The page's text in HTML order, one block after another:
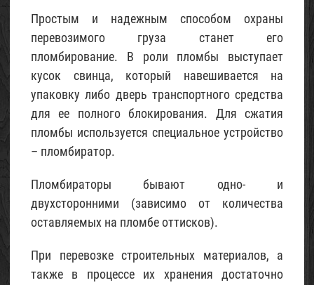
Простым и надежным способом охраны
перевозимого груза станет его
пломбирование. В роли пломбы выступает
кусок свинца, который навешивается на
упаковку либо дверь транспортного средства
для ее полного блокирования. Для сжатия
пломбы используется специальное устройство
– пломбиратор.
Пломбираторы бывают одно- и
двухсторонними (зависимо от количества
оставляемых на пломбе оттисков).
При перевозке строительных материалов, а
также в процессе их хранения достаточно
соток
(с
фото)
06
2017
Проект
небольшого
садового
домика
(с
05
2017